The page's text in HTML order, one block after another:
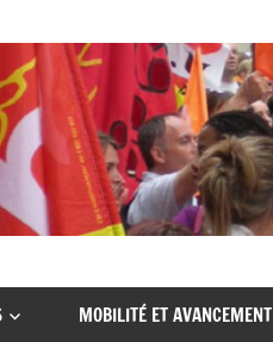
MOBILITÉ ET AVANCEMENT